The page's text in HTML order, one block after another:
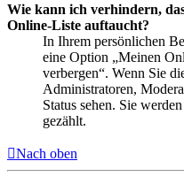
Wie kann ich verhindern,
Online-Liste auftaucht?
In Ihrem persönlichen
eine Option „Meinen
verbergen“. Wenn Sie
Administratoren,
Status sehen. Sie
gezählt.
Nach oben